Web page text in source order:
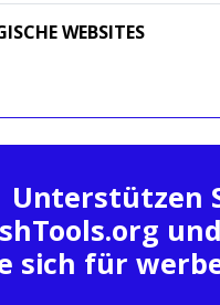
WEBSITES
Unterstützen
sich für